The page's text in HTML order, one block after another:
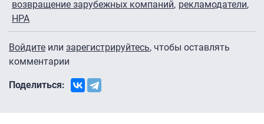
возвращение зарубежных компаний рекламодатели
НРА
Войдите или зарегистрируйтесь, чтобы оставлять
комментарии
Поделиться: